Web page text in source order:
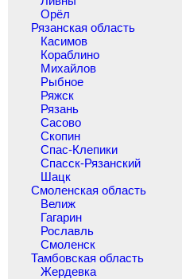
Орёл
Рязанская область
Касимов
Кораблино
Михайлов
Рыбное
Ряжск
Рязань
Сасово
Скопин
Спас-Клепики
Спасск-Рязанский
Шацк
Смоленская область
Велиж
Гагарин
Рославль
Смоленск
Тамбовская область
Жердевка